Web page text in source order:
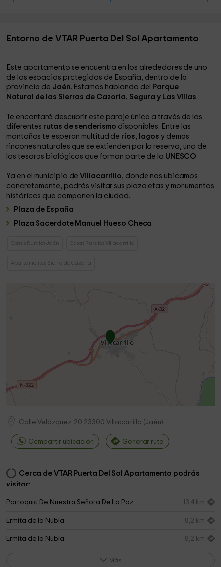
Entorno de VTAR Puerta Del Sol Apartamento
Este apartamento se encuentra en los alrededores de uno
de los espacios protegidos de España, dentro de la
provincia de Jaén. Estamos hablando del
Parque
Natural de las Sierras de Cazorla, Segura y Las Villas.
Te encantará descubrir este paraje único a través de las
diferentes rutas de senderismo disponibles. Entre las
montañas te esperan multitud de ríos, lagos y demás
rincones naturales que se extienden por la reserva, uno de
los tesoros biológicos que forman parte de la UNESCO.
Ya en el municipio deVillacarrillo, donde nos ubicamos
concretamente, podrás visitar sus plazaletas y monumentos
históricos que componen la ciudad.
Plaza de España
Plaza Sacerdote Manuel Hueso Checa
Casas Rurales Jaén Casas Rurales Villacarrillo
Apartamentos Sierra de Cazorla
Calle Velázquez, 20 23300 Villacarrillo (Jaén)
Compartir ubicación Generar ruta
Cerca de VTAR Puerta Del Sol Apartamento podrás
visitar:
Parroquia De Nuestra Señora De La Paz 13,4 km
Ermita de la Nubla 18,2 km
Ermita de la Nubla 18,2 km
Más